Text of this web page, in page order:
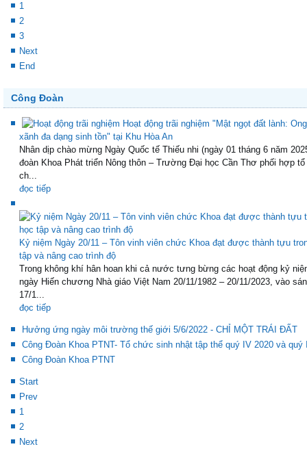
1
2
3
Next
End
Công Đoàn
Hoạt động trãi nghiệm "Mật ngọt đất lành:
xãnh đa dạng sinh tồn" tại Khu Hòa An
Nhân dịp chào mừng Ngày Quốc tế Thiếu nhi (ngày 01 tháng 6 năm
đoàn Khoa Phát triển Nông thôn – Trường Đại học Cần Thơ phối hợp
ch...
đọc tiếp
Kỷ niệm Ngày 20/11 – Tôn vinh viên chức Khoa đạt được thành tựu
tập và nâng cao trình độ
Trong không khí hân hoan khi cả nước tưng bừng các hoạt động kỷ
ngày Hiến chương Nhà giáo Việt Nam 20/11/1982 – 20/11/2023, vào
17/1...
đọc tiếp
Hưởng ứng ngày môi trường thế giới 5/6/2022 - CHỈ MỘT TRÁI ĐẤT
Công Đoàn Khoa PTNT- Tổ chức sinh nhật tập thể quý IV 2020 và quý
Công Đoàn Khoa PTNT
Start
Prev
1
2
Next